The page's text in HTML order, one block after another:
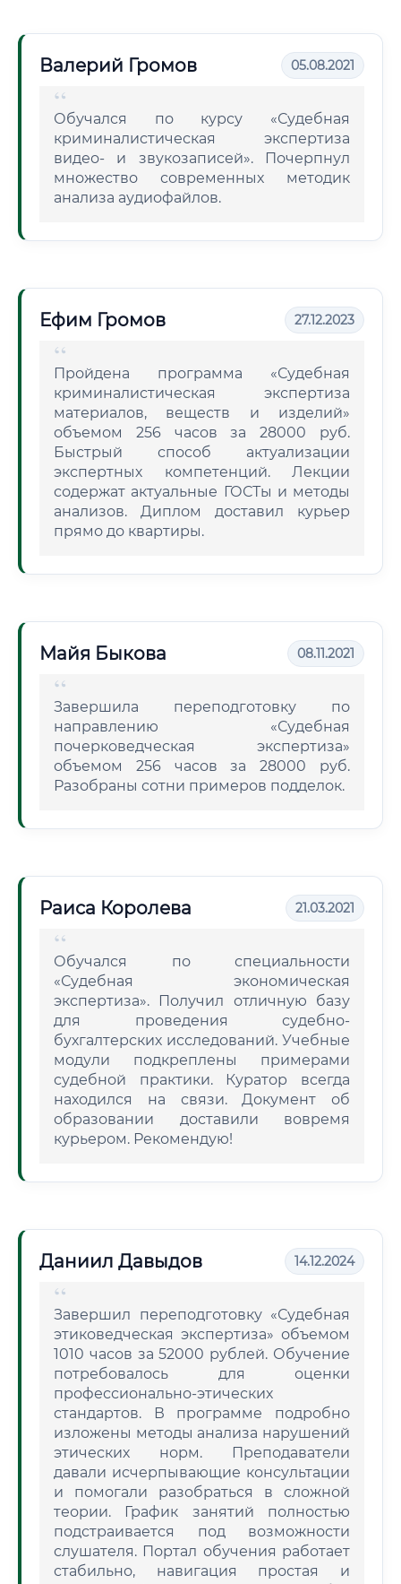
Валерий Громов 05.08.2021
Обучался по курсу «Судебная
криминалистическая экспертиза
видео- и звукозаписей». Почерпнул
множество современных методик
анализа аудиофайлов.
Ефим Громов 27.12.2023
Пройдена программа «Судебная
криминалистическая экспертиза
материалов, веществ и изделий»
объемом 256 часов за 28000 руб.
Быстрый способ актуализации
экспертных компетенций. Лекции
содержат актуальные ГОСТы и методы
анализов. Диплом доставил курьер
прямо до квартиры.
Майя Быкова 08.11.2021
Завершила переподготовку по
направлению «Судебная
почерковедческая экспертиза»
объемом 256 часов за 28000 руб.
Разобраны сотни примеров подделок.
Раиса Королева 21.03.2021
Обучался по специальности
«Судебная экономическая
экспертиза». Получил отличную базу
для проведения судебно-
бухгалтерских исследований. Учебные
модули подкреплены примерами
судебной практики. Куратор всегда
находился на связи. Документ об
образовании доставили вовремя
курьером. Рекомендую!
Даниил Давыдов 14.12.2024
Завершил переподготовку «Судебная
этиковедческая экспертиза» объемом
1010 часов за 52000 рублей. Обучение
потребовалось для оценки
профессионально-этических
стандартов. В программе подробно
изложены методы анализа нарушений
этических норм. Преподаватели
давали исчерпывающие консультации
и помогали разобраться в сложной
теории. График занятий полностью
подстраивается под возможности
слушателя. Портал обучения работает
стабильно, навигация простая и